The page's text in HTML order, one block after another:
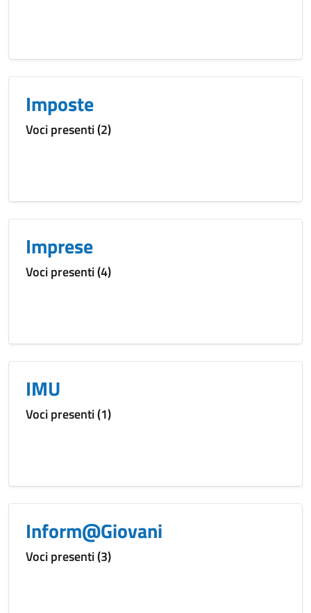
Imposte
Voci presenti (2)
Imprese
Voci presenti (4)
IMU
Voci presenti (1)
Inform@Giovani
Voci presenti (3)